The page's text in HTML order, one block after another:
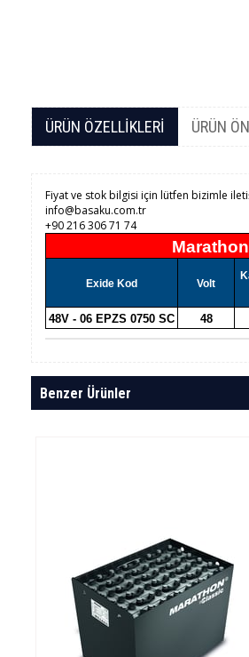
ÜRÜN ÖZELLIKLERI ÜRÜN
Fiyat ve stok bilgisi için lütfen bizimle
info@basaku.com.tr
+90 216 306 71 74
Exide Kod Volt
48V - 06 EPZS 0750 SC 48
Benzer Ürünler